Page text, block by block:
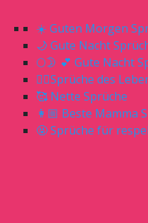
☀️ Guten Morgen
🌙 Gute Nacht
🌕🌛 💕 Gute Nacht
☝🏻Sprüche des
🥰 Nette Sprüche
👩🏼 Beste Mamma
🤬 Sprüche für